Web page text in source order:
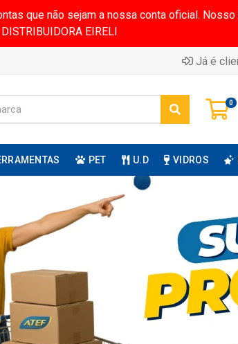
que não sejam a nossa conta oficial.
DISTRIBUIDORA EIRELI
Já é
0
PET U.D VIDROS